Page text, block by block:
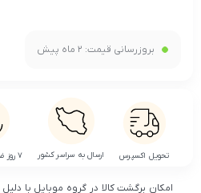
بروزرسانی قیمت: 2 ماه پیش
تحویل اکسپرس ارسال به سراسر کشور ۷ روز ضمانت بازگشت
امکان برگشت کالا در گروه موبایل با